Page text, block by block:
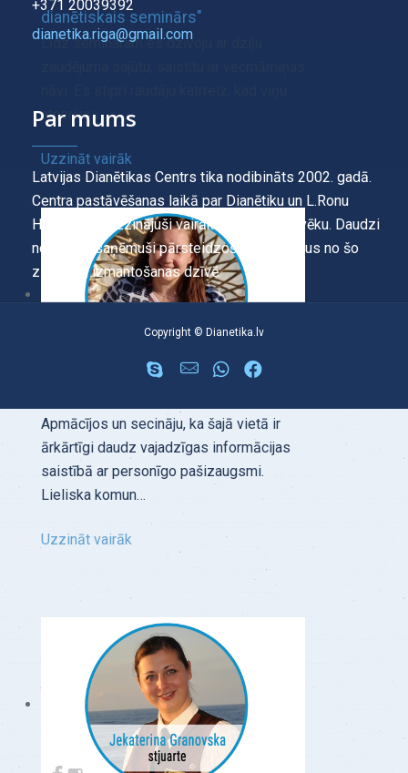
dianētiskais seminārs"
Līdz seminaram es dzīvoju ar dziļu
atcerējos.
Uzzināt vairāk
Apmācījos un secināju, ka šajā vietā ir
ārkārtīgi daudz vajadzīgas informācijas
saistībā ar personīgo pašizaugsmi.
Lieliska komun…
Uzzināt vairāk
+371 20039392
dianetika.riga@gmail.com
Par mums
Latvijas Dianētikas Centrs tika nodibināts 2002. gadā.
Centra pastāvēšanas laikā par Dianētiku un L.Ronu
Habbardu ir uzzinājuši vairāk kā 12 000 cilvēku. Daudzi
no tiem ir saņēmuši pārsteidzošus rezultātus no šo
zināšanu izmantošanas dzīvē.
Copyright © Dianetika.lv